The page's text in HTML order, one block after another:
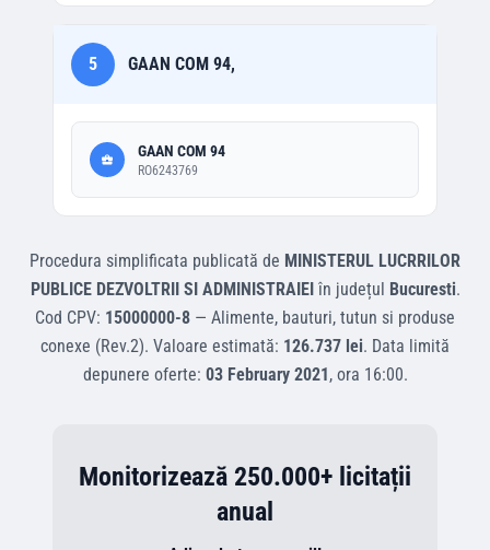
5 GAAN COM 94,
GAAN COM 94
RO6243769
Procedura simplificata publicată de MINISTERUL LUCRRILOR
PUBLICE DEZVOLTRII SI ADMINISTRAIEIîn județul Bucuresti.
Cod CPV: 15000000-8 — Alimente, bauturi, tutun si produse
conexe (Rev.2). Valoare estimată: 126.737 lei. Data limită
depunere oferte: 03 February 2021, ora 16:00.
Monitorizează 250.000+ licitații
anual